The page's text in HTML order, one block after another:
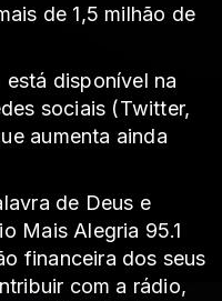
de 1,5 milhão de
disponível na
sociais (Twitter,
aumenta ainda
de Deus e
Mais Alegria 95.1
financeira dos seus
com a rádio,